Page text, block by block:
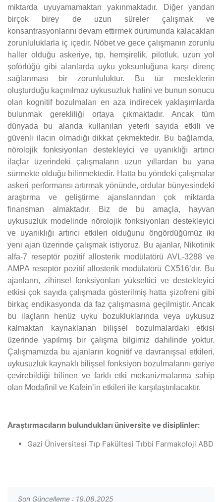
miktarda uyuyamamaktan yakınmaktadır. Diğer yandan
birçok birey de uzun süreler çalışmak ve
konsantrasyonlarını devam ettirmek durumunda kalacakları
zorunluluklarla iç içedir. Nöbet ve gece çalışmanın zorunlu
haller olduğu askeriye, tıp, hemşirelik, pilotluk, uzun yol
şoförlüğü gibi alanlarda uyku yoksunluğuna karşı direnç
sağlanması bir zorunluluktur. Bu tür mesleklerin
oluşturduğu kaçınılmaz uykusuzluk halini ve bunun sonucu
olan kognitif bozulmaları en aza indirecek yaklaşımlarda
bulunmak gerekliliği ortaya çıkmaktadır. Ancak tüm
dünyada bu alanda kullanılan yeterli sayıda etkili ve
güvenli ilacın olmadığı dikkat çekmektedir. Bu bağlamda,
nörolojik fonksiyonları destekleyici ve uyanıklığı artırıcı
ilaçlar üzerindeki çalışmaların uzun yıllardan bu yana
sürmekte olduğu bilinmektedir. Hatta bu yöndeki çalışmalar
askeri performansı artırmak yönünde, ordular bünyesindeki
araştırma ve geliştirme ajanslarından çok miktarda
finansman almaktadır. Biz de bu amaçla, hayvan
uykusuzluk modelinde nörolojik fonksiyonları destekleyici
ve uyanıklığı artırıcı etkileri olduğunu öngördüğümüz iki
yeni ajan üzerinde çalışmak istiyoruz. Bu ajanlar, Nikotinik
alfa-7 reseptör pozitif allosterik modülatörü AVL-3288 ve
AMPA reseptör pozitif allosterik modülatörü CX516’dır. Bu
ajanların, zihinsel fonksiyonları yükseltici ve destekleyici
etkisi çok sayıda çalışmada gösterilmiş hatta şizofreni gibi
birkaç endikasyonda da faz çalışmasına geçilmiştir. Ancak
bu ilaçların henüz uyku bozukluklarında veya uykusuz
kalmaktan kaynaklanan bilişsel bozulmalardaki etkisi
üzerinde yapılmış bir çalışma bilgimiz dahilinde yoktur.
Çalışmamızda bu ajanların kognitif ve davranışsal etkileri,
uykusuzluk kaynaklı bilişsel fonksiyon bozulmalarını geriye
çevirebildiği bilinen ve farklı etki mekanizmalarına sahip
olan Modafinil ve Kafein’in etkileri ile karşılaştırılacaktır.
Araştırmacıların bulundukları üniversite ve disiplinler:
Gazi Üniversitesi Tıp Fakültesi Tıbbi Farmakoloji ABD
Son Güncelleme : 19.08.2025